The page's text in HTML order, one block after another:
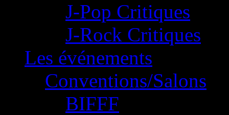
J-Pop Critiques
J-Rock Critiques
Les événements
Conventions/Salons
BIFFF